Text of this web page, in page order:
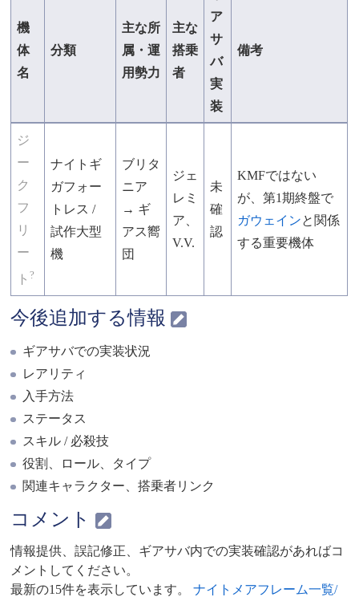
機
体
名
分類
主な所
属・運
用勢力
主な
搭乗
者
ア
サ
バ
実
装
備考
ジ
ー
ク
フ
リ
ー
ト ?
ナイトギ
ガフォー
トレス /
試作大型
機
ブリタ
ニア
→ ギ
アス嚮
団
ジェ
レミ
ア、
V.V.
未
確
認
KMFではない
が、第1期終盤で
ガウェインと関係
する重要機体
今後追加する情報
ギアサバでの実装状況
レアリティ
入手方法
ステータス
スキル / 必殺技
役割、ロール、タイプ
関連キャラクター、搭乗者リンク
コメント
情報提供、誤記修正、ギアサバ内での実装確認があればコ
メントしてください。
最新の15件を表示しています。ナイトメアフレーム一覧/